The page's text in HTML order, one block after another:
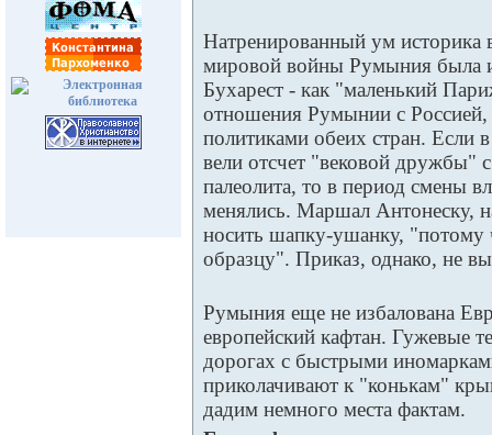
Натренированный ум историка
мировой войны Румыния была
Бухарест - как "маленький
отношения Румынии с
политиками обеих стран. Если
вели отсчет "вековой дружбы"
палеолита, то в период смены
менялись. Маршал Антонеску,
носить шапку-ушанку, "потому
образцу". Приказ, однако, не
Румыния еще не избалована
европейский кафтан. Гужевые
дорогах с быстрыми
приколачивают к "конькам"
дадим немного места фактам.